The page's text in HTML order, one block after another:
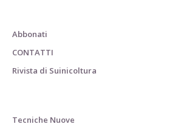
Abbonati
CONTATTI
Rivista di Suinicoltura
Tecniche Nuove